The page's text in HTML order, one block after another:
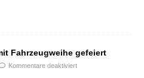
Fahrzeugweihe gefeiert
Kommentare deaktiviert